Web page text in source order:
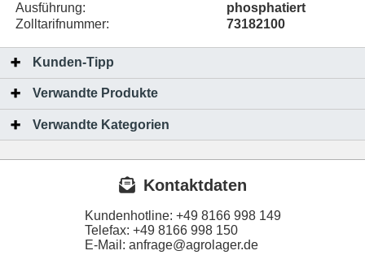
Ausführung:
phosphatiert
Zolltarifnummer:
73182100
Kunden-Tipp
Verwandte Produkte
Verwandte Kategorien
Kontaktdaten
Kundenhotline: +49 8166 998 149
Telefax: +49 8166 998 150
E-Mail: anfrage@agrolager.de